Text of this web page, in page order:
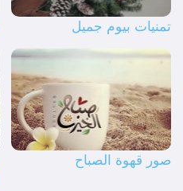
تمنيات بيوم جميل
صور قهوة الصباح